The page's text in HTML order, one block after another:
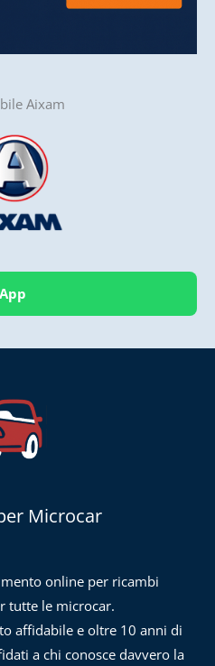
Aixam
Microcar
online per ricambi
tutte le microcar.
affidabile e oltre 10 anni di
a chi conosce davvero la